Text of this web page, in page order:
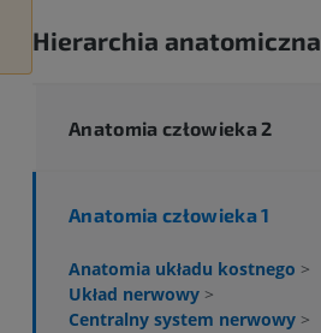
Hierarchia anatomiczna
Anatomia człowieka 2
Anatomia człowieka 1
Anatomia układu kostnego >
Układ nerwowy >
Centralny system nerwowy >